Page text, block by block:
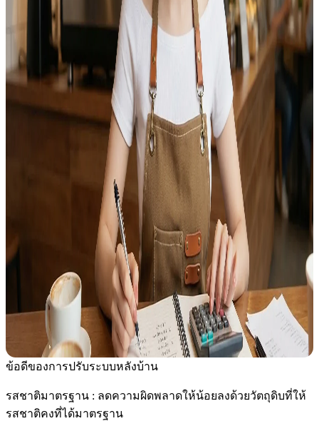
ข้อดีของการปรับระบบหลังบ้าน
รสชาติมาตรฐาน : ลดความผิดพลาดให้น้อยลงด้วยวัตถุดิบที่ให้
รสชาติคงที่ได้มาตรฐาน